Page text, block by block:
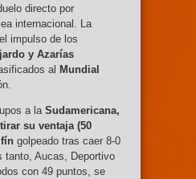
directo por
internacional. La
impulso de los
y Azarías
al Mundial
a la Sudamericana,
su ventaja (50
golpeado tras caer 8-0
tanto, Aucas, Deportivo
con 49 puntos, se